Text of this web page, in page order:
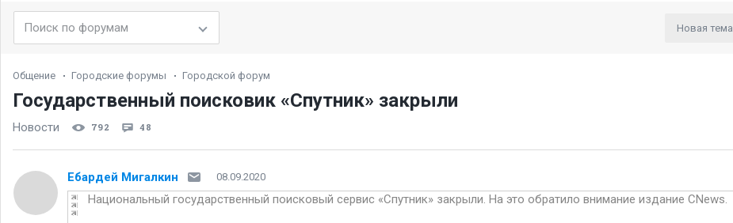
Новая тема
Общение Городские форумы Городской форум
Государственный поисковик «Спутник» закрыли
Новости 792 48
Ебардей Мигалкин 08.09.2020
Национальный государственный поисковый сервис «Спутник» закрыли. На это обратило внимание издание CNews.